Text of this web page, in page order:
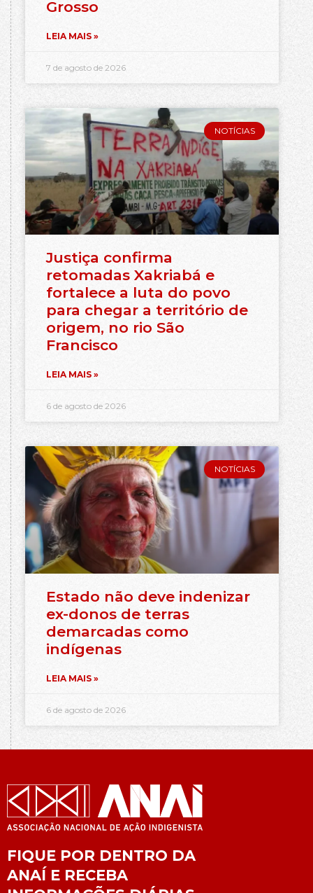
Grosso
LEIA MAIS »
7 de agosto de 2026
NOTÍCIAS
Justiça confirma
retomadas Xakriabá e
fortalece a luta do povo
para chegar a território de
origem, no rio São
Francisco
LEIA MAIS »
6 de agosto de 2026
NOTÍCIAS
Estado não deve indenizar
ex-donos de terras
demarcadas como
indígenas
LEIA MAIS »
6 de agosto de 2026
FIQUE POR DENTRO DA
ANAÍ E RECEBA